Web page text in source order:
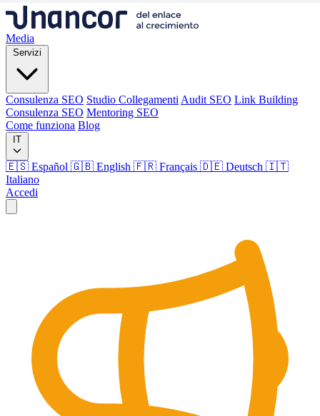
Media
Servizi
Consulenza SEO Studio Collegamenti Audit SEO Link Building
Consulenza SEO Mentoring SEO
Come funziona Blog
IT
🇪🇸 Español 🇬🇧 English 🇫🇷 Français 🇩🇪 Deutsch 🇮🇹
Italiano
Accedi
Studio CollegamentiAudit SEO
Link Building
Consulenza SEO
Come funziona
Lingua
🇪🇸 ES
🇬🇧 EN 🇫🇷 FR 🇩🇪 DE
Accedi